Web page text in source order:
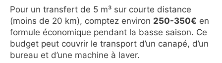
Pour un transfert de 5 m³ sur courte distance
(moins de 20 km), comptez environ 250-350€ en
formule économique pendant la basse saison. Ce
budget peut couvrir le transport d’un canapé, d’un
bureau et d’une machine à laver.